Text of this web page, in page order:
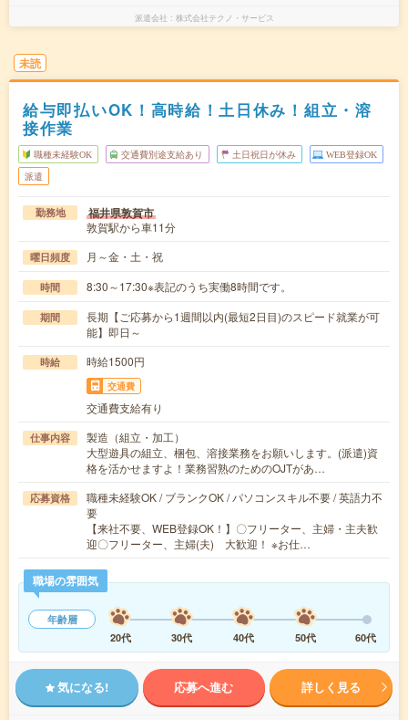
派遣会社 株式会社テクノ・サービス
未読
給与即払いOK！高時給！土日休み！組立・溶
接作業
職種未経験OK 交通費別途支給あり 土日祝日が休み WEB登録OK
派遣
勤務地 福井県敦賀市
敦賀駅から車11分
曜日頻度 月～金・土・祝
時間 8:30～17:30※表記のうち実働8時間です。
期間
長期【ご応募から1週間以内(最短2日目)のスピード就業が可
能】即日～
時給 時給1500円
交通費
交通費支給有り
仕事内容
製造（組立・加工）
大型遊具の組立、梱包、溶接業務をお願いします。(派遣)資
格を活かせますよ！業務習熟のためのOJTがあ…
応募資格
職種未経験OK / ブランクOK / パソコンスキル不要 / 英語力不
要
【来社不要、WEB登録OK！】〇フリーター、主婦・主夫歓
迎〇フリーター、主婦(夫) 大歓迎！ ※お仕…
職場の雰囲気
年齢層
20代
30代 40代 50代 60代
気になる! 応募へ進む 詳しく見る